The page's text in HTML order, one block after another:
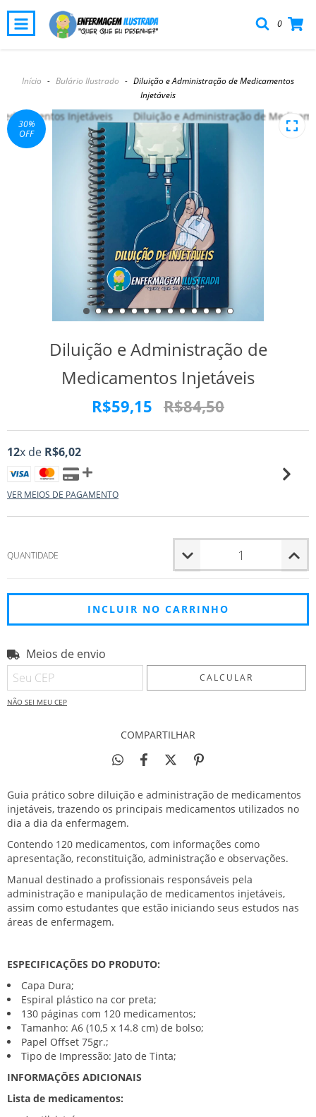
0
Início - Bulário Ilustrado - Diluição e Administração de Medicamentos
Injetáveis
30%
OFF
Diluição e Administração de
Medicamentos Injetáveis
R$59,15 R$84,50
12x de R$6,02
VER MEIOS DE PAGAMENTO
QUANTIDADE
Entregas para o CEP:
Meios de envio
CALCULAR
NÃO SEI MEU CEP
COMPARTILHAR
Guia prático sobre diluição e administração de medicamentos
injetáveis, trazendo os principais medicamentos utilizados no
dia a dia da enfermagem.
Contendo 120 medicamentos, com informações como
apresentação, reconstituição, administração e observações.
Manual destinado a profissionais responsáveis pela
administração e manipulação de medicamentos injetáveis,
assim como estudantes que estão iniciando seus estudos nas
áreas de enfermagem.
ESPECIFICAÇÕES DO PRODUTO:
Capa Dura;
Espiral plástico na cor preta;
130 páginas com 120 medicamentos;
Tamanho: A6 (10,5 x 14.8 cm) de bolso;
Papel Offset 75gr.;
Tipo de Impressão: Jato de Tinta;
INFORMAÇÕES ADICIONAIS
Lista de medicamentos: